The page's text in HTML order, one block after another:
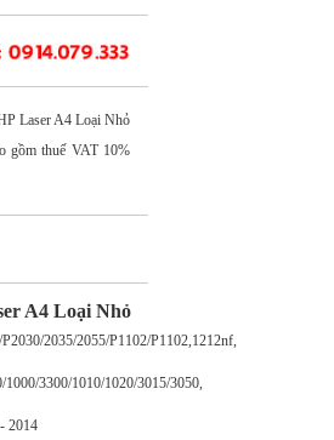
Laser A4 Loại Nhỏ
gồm thuế VAT 10%
A4 Loại Nhỏ
2035/2055/P1102/P1102,1212nf,
3300/1010/1020/3015/3050,
2014